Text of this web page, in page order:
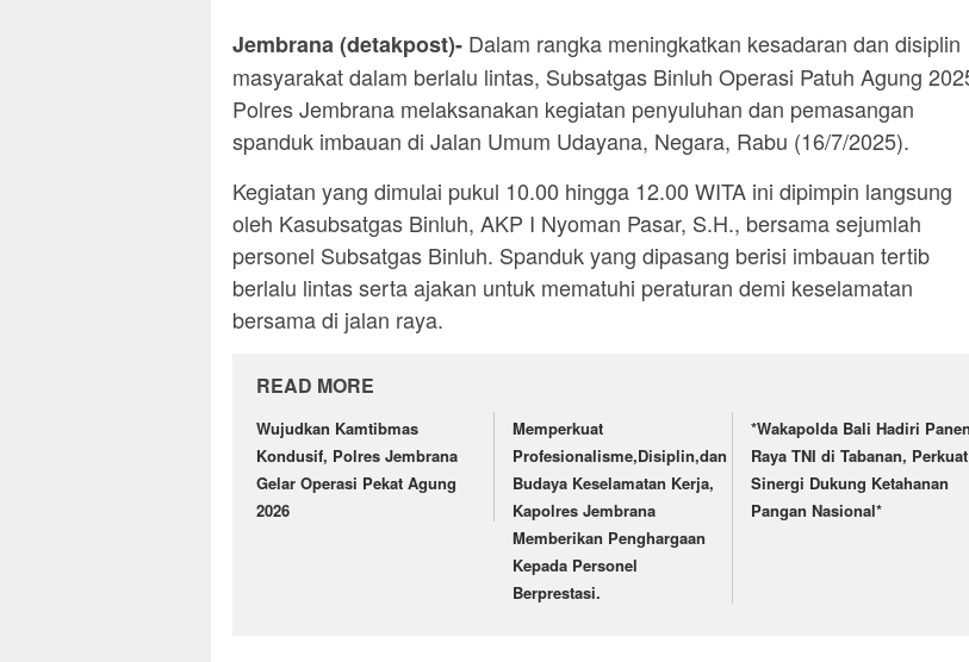
Jembrana (detakpost)- Dalam rangka meningkatkan kesadaran dan disiplin
masyarakat dalam berlalu lintas, Subsatgas Binluh Operasi Patuh Agung
Polres Jembrana melaksanakan kegiatan penyuluhan dan pemasangan
spanduk imbauan di Jalan Umum Udayana, Negara, Rabu (16/7/2025).
Kegiatan yang dimulai pukul 10.00 hingga 12.00 WITA ini dipimpin langsung
oleh Kasubsatgas Binluh, AKP I Nyoman Pasar, S.H., bersama sejumlah
personel Subsatgas Binluh. Spanduk yang dipasang berisi imbauan tertib
berlalu lintas serta ajakan untuk mematuhi peraturan demi keselamatan
bersama di jalan raya.
READ MORE
Wujudkan Kamtibmas
Kondusif, Polres Jembrana
Gelar Operasi Pekat Agung
2026
Memperkuat
Profesionalisme,Disiplin,dan
Budaya Keselamatan Kerja,
Kapolres Jembrana
Memberikan Penghargaan
Kepada Personel
Berprestasi.
*Wakapolda Bali Hadiri Panen
Raya TNI di Tabanan, Perkuat
Sinergi Dukung Ketahanan
Pangan Nasional*